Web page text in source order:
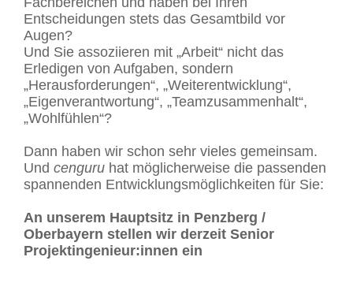
Entscheidungen stets das Gesamtbild vor
Augen?
Und Sie assoziieren mit „Arbeit“ nicht das
Erledigen von Aufgaben, sondern
„Herausforderungen“, „Weiterentwicklung“,
„Eigenverantwortung“, „Teamzusammenhalt“,
„Wohlfühlen“?
Dann haben wir schon sehr vieles gemeinsam.
Und cenguru hat möglicherweise die passenden
spannenden Entwicklungsmöglichkeiten für Sie:
An unserem Hauptsitz in Penzberg /
Oberbayern stellen wir derzeit Senior
Projektingenieur:innen ein